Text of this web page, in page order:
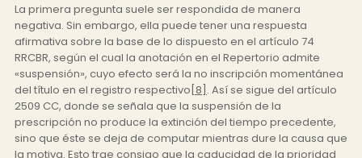
La primera pregunta suele ser respondida de manera
negativa. Sin embargo, ella puede tener una respuesta
afirmativa sobre la base de lo dispuesto en el artículo 74
RRCBR, según el cual la anotación en el Repertorio admite
«suspensión», cuyo efecto será la no inscripción momentánea
del título en el registro respectivo [8] . Así se sigue del artículo
2509 CC, donde se señala que la suspensión de la
prescripción no produce la extinción del tiempo precedente,
sino que éste se deja de computar mientras dure la causa que
la motiva. Esto trae consigo que la caducidad de la prioridad